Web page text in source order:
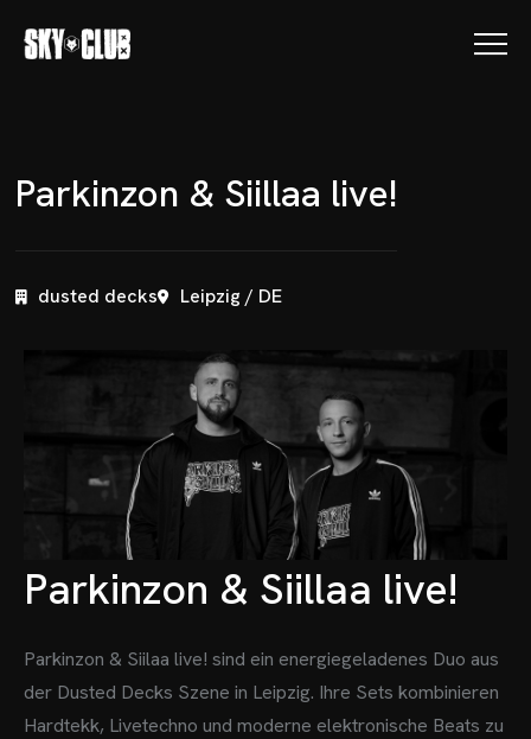
Parkinzon & Siillaa live!
dusted decks Leipzig / DE
Parkinzon & Siillaa live!
Parkinzon & Siilaa live! sind ein energiegeladenes Duo aus
der Dusted Decks Szene in Leipzig. Ihre Sets kombinieren
Hardtekk, Livetechno und moderne elektronische Beats zu